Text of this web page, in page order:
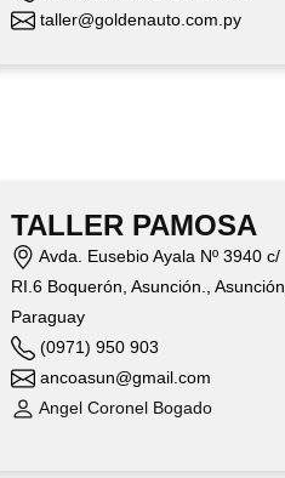
taller@goldenauto.com.py
TALLER PAMOSA
Avda. Eusebio Ayala Nº 3940 c/
RI.6 Boquerón, Asunción., Asunción,
Paraguay
(0971) 950 903
ancoasun@gmail.com
Angel Coronel Bogado